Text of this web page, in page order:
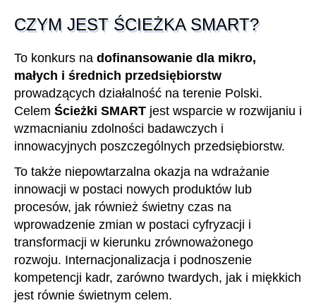
CZYM JEST ŚCIEŻKA SMART?
To konkurs na dofinansowanie dla mikro,
małych i średnich przedsiębiorstw
prowadzących działalność na terenie Polski.
Celem Ścieżki SMART jest wsparcie w rozwijaniu i
wzmacnianiu zdolności badawczych i
innowacyjnych poszczególnych przedsiębiorstw.
To także niepowtarzalna okazja na wdrażanie
innowacji w postaci nowych produktów lub
procesów, jak również świetny czas na
wprowadzenie zmian w postaci cyfryzacji i
transformacji w kierunku zrównoważonego
rozwoju. Internacjonalizacja i podnoszenie
kompetencji kadr, zarówno twardych, jak i miękkich
jest równie świetnym celem.